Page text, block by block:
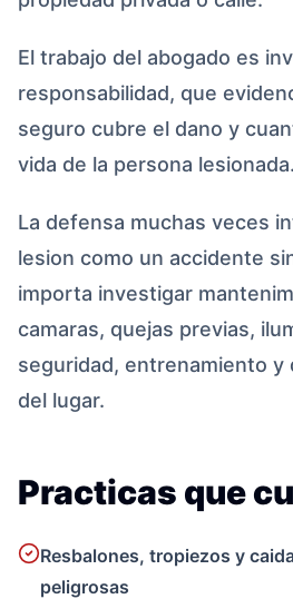
El trabajo del abogado es
responsabilidad, que
seguro cubre el dano y
vida de la persona lesionada.
La defensa muchas veces
lesion como un accidente
importa investigar
camaras, quejas previas,
seguridad, entrenamiento y
del lugar.
Practicas que
Resbalones, tropiezos y
peligrosas